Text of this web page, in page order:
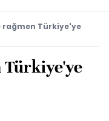
rağmen Türkiye'ye
Türkiye'ye